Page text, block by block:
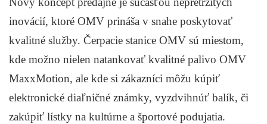
inovácií, ktoré OMV prináša v snahe poskytovať
kvalitné služby. Čerpacie stanice OMV sú miestom,
kde možno nielen natankovať kvalitné palivo OMV
MaxxMotion, ale kde si zákazníci môžu kúpiť
elektronické diaľničné známky, vyzdvihnúť balík, či
zakúpiť lístky na kultúrne a športové podujatia.